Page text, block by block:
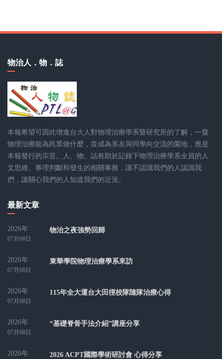
物治人．物．誌
本報希望可因此增進台大人對物理治療學系暨研究所的了解，一窺
物理治療能為民眾做什麼，並成為系友與同學向交流的園地，應是
本報發行的宗旨。人、物、誌有助於記錄下物理治療學系全員的人
文思維、事理判斷和發生的相關事務，讓不認識我們的人認識我
們，讓關心我們的人知道我們的近況。
最新文章
2026年
07月08日
物治之夜強勢回歸
2026年
07月08日
東華學院物理治療學系來訪
2026年
07月08日
115年全大運台大田徑校隊隨隊治療心得
2026年
07月08日
“基礎脊骨手法介紹”講座分享
2026年 2026 ACPT國際學術研討會 心得分享